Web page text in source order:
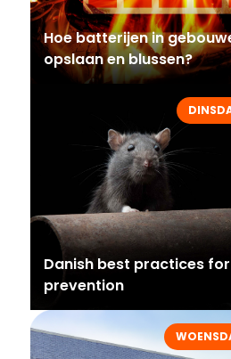
Hoe batterijen in
opslaan en blussen?
Danish best practices
prevention